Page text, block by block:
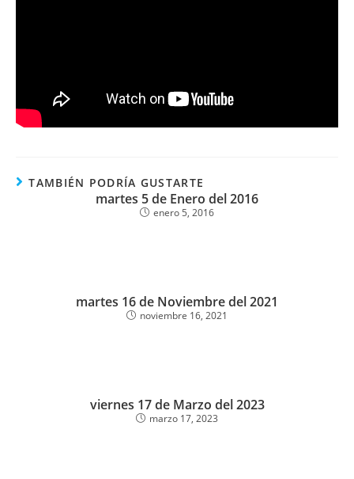
TAMBIÉN PODRÍA GUSTARTE
martes 5 de Enero del 2016
enero 5, 2016
martes 16 de Noviembre del 2021
noviembre 16, 2021
viernes 17 de Marzo del 2023
marzo 17, 2023